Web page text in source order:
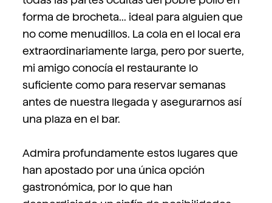
forma de brocheta... ideal para alguien que
no come menudillos. La cola en el local era
extraordinariamente larga, pero por suerte,
mi amigo conocía el restaurante lo
suficiente como para reservar semanas
antes de nuestra llegada y asegurarnos así
una plaza en el bar.
Admira profundamente estos lugares que
han apostado por una única opción
gastronómica, por lo que han